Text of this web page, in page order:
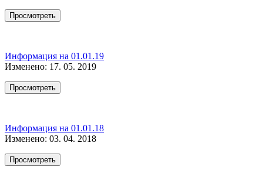
Просмотреть
Информация на 01.01.19
Изменено: 17. 05. 2019
Просмотреть
Информация на 01.01.18
Изменено: 03. 04. 2018
Просмотреть